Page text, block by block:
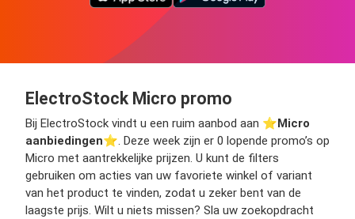
ElectroStock Micro promo
Bij ElectroStock vindt u een ruim aanbod aan ⭐️Micro
aanbiedingen⭐️. Deze week zijn er 0 lopende promo’s op
Micro met aantrekkelijke prijzen. U kunt de filters
gebruiken om acties van uw favoriete winkel of variant
van het product te vinden, zodat u zeker bent van de
laagste prijs. Wilt u niets missen? Sla uw zoekopdracht